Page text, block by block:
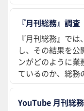
『月刊総務』調査
『月刊総務』で
し、その結果を
ンがどのように業
ているのか、総務
YouTube 月刊総